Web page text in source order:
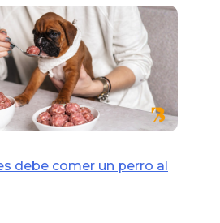
debe comer un perro al